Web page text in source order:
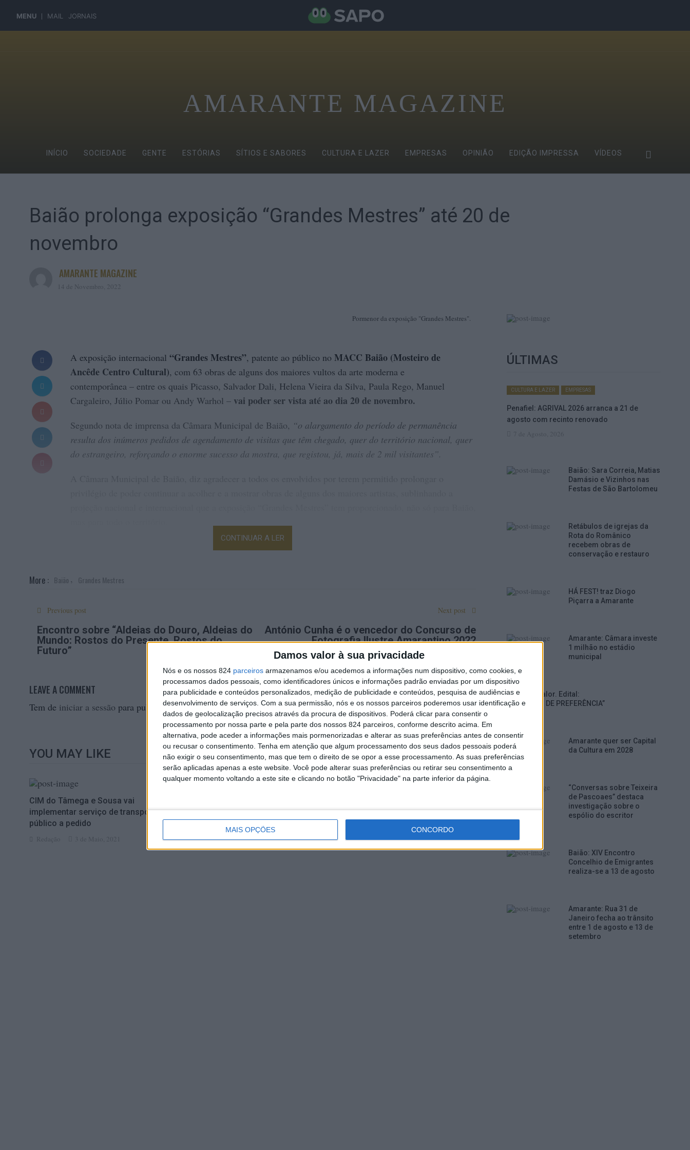
MENU MAIL JORNAIS
Damos valor à sua privacidade
Nós e os nossos 824 parceiros armazenamos e/ou acedemos a informações num dispositivo, como cookies, e
processamos dados pessoais, como identificadores únicos e informações padrão enviadas por um dispositivo
para publicidade e conteúdos personalizados, medição de publicidade e conteúdos, pesquisa de audiências e
desenvolvimento de serviços. Com a sua permissão, nós e os nossos parceiros poderemos usar identificação e
dados de geolocalização precisos através da procura de dispositivos. Poderá clicar para consentir o
processamento por nossa parte e pela parte dos nossos 824 parceiros, conforme descrito acima. Em
alternativa, pode aceder a informações mais pormenorizadas e alterar as suas preferências antes de consentir
ou recusar o consentimento. Tenha em atenção que algum processamento dos seus dados pessoais poderá
não exigir o seu consentimento, mas que tem o direito de se opor a esse processamento. As suas preferências
serão aplicadas apenas a este website. Você pode alterar suas preferências ou retirar seu consentimento a
qualquer momento voltando a este site e clicando no botão "Privacidade" na parte inferior da página.
MAIS OPÇÕES CONCORDO
AMARANTE MAGAZINE
INÍCIO SOCIEDADE GENTE ESTÓRIAS SÍTIOS E SABORES CULTURA E LAZER EMPRESAS OPINIÃO EDIÇÃO IMPRESSA VÍDEOS
Baião prolonga exposição “Grandes Mestres” até 20 de
novembro
AMARANTE MAGAZINE
14 de Novembro, 2022
Pormenor da exposição "Grandes Mestres".
A exposição internacional “Grandes Mestres”, patente ao público no MACC Baião (Mosteiro de
Ancêde Centro Cultural), com 63 obras de alguns dos maiores vultos da arte moderna e
contemporânea – entre os quais Picasso, Salvador Dali, Helena Vieira da Silva, Paula Rego, Manuel
Cargaleiro, Júlio Pomar ou Andy Warhol – vai poder ser vista até ao dia 20 de novembro.
Segundo nota de imprensa da Câmara Municipal de Baião, “o alargamento do período de permanência
resulta dos inúmeros pedidos de agendamento de visitas que têm chegado, quer do território nacional, quer
do estrangeiro, reforçando o enorme sucesso da mostra, que registou, já, mais de 2 mil visitantes”.
CONTINUAR A LER
More : Baião , Grandes Mestres
Previous post
Encontro sobre “Aldeias do Douro, Aldeias do
Mundo: Rostos do Presente, Rostos do
Futuro”
Next post
António Cunha é o vencedor do Concurso de
Fotografia Ilustre Amarantino 2022
LEAVE A COMMENT
Tem de iniciar a sessão para publicar um comentário.
YOU MAY LIKE
CIM do Tâmega e Sousa vai
implementar serviço de transporte
público a pedido
homenagear atletas
4 de Novembro, 2022
as famílias
17 de Dezembro, 2025
ÚLTIMAS
CULTURA E LAZER EMPRESAS
Penafiel: AGRIVAL 2026 arranca a 21 de
agosto com recinto renovado
Baião: Sara Correia, Matias
Damásio e Vizinhos nas
Festas de São Bartolomeu
Retábulos de igrejas da
Rota do Românico
recebem obras de
conservação e restauro
HÁ FEST! traz Diogo
Piçarra a Amarante
Amarante: Câmara investe
1 milhão no estádio
municipal
Grupo Valor. Edital:
“DIREITO DE PREFERÊNCIA”
Amarante quer ser Capital
da Cultura em 2028
“Conversas sobre Teixeira
de Pascoaes” destaca
investigação sobre o
espólio do escritor
Baião: XIV Encontro
Concelhio de Emigrantes
realiza-se a 13 de agosto
Amarante: Rua 31 de
Janeiro fecha ao trânsito
entre 1 de agosto e 13 de
setembro